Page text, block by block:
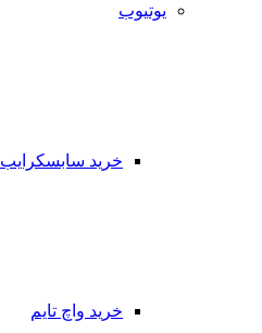
یوتیوب
خرید سابسکرایب
خرید واچ تایم